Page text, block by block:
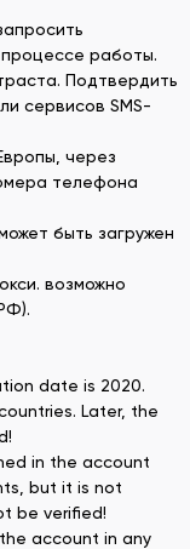
работы.
Подтвердить
сервисов SMS-
через
телефона
быть загружен
возможно
date is 2020.
Later, the
in the account
but it is not
be verified!
account in any